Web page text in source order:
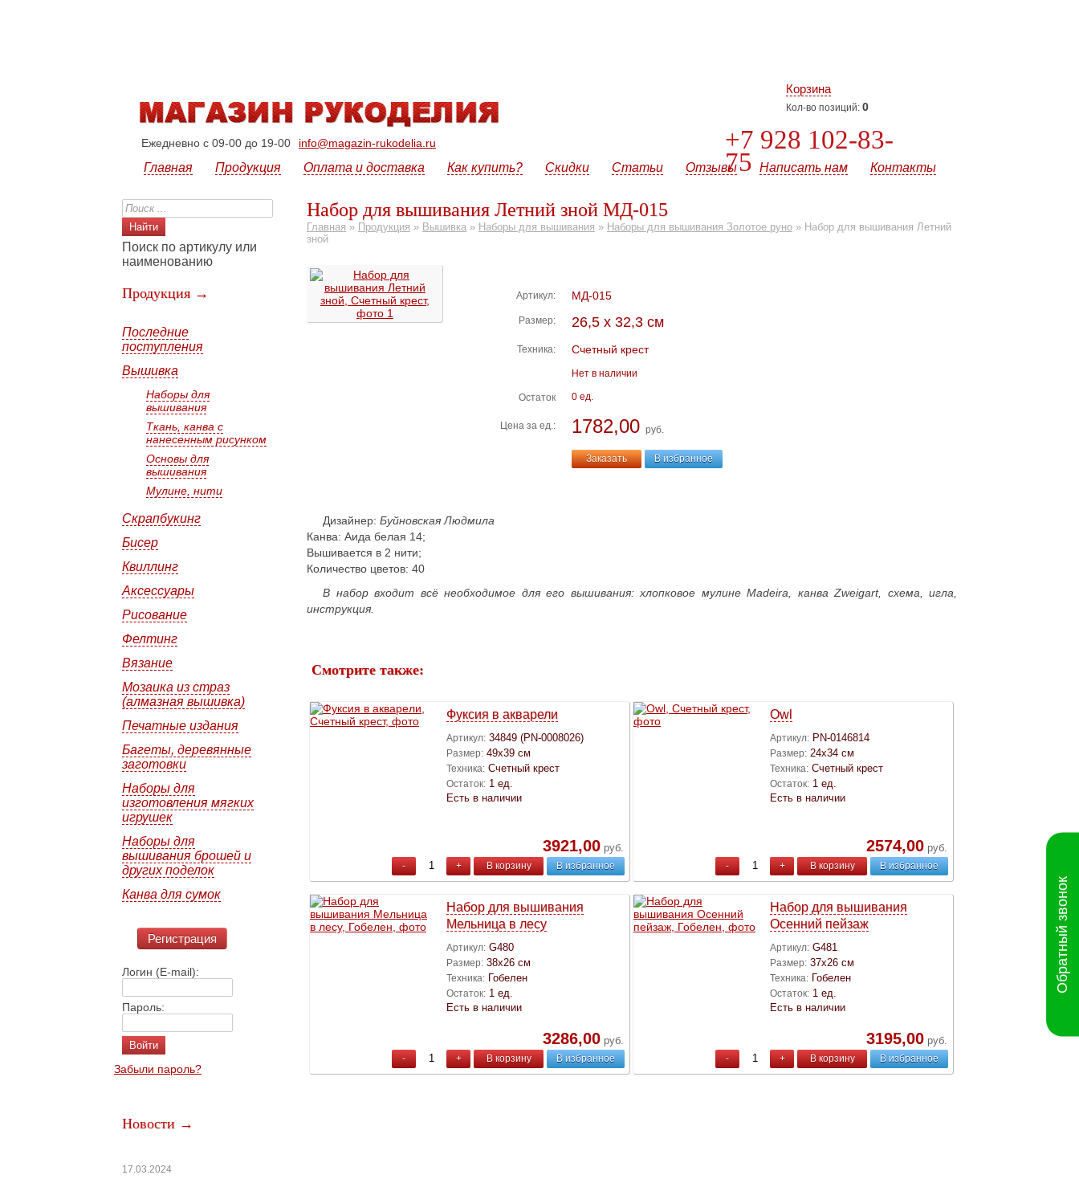
Корзина
Кол-во позиций: 0
+7 928 102-83-
75
Ежедневно с 09-00 до 19-00 info@magazin-rukodelia.ru
Главная Продукция Оплата и доставка Как купить? Скидки Статьи Отзывы Написать нам Контакты
Поиск по артикулу или
наименованию
Продукция →
Последние
поступления
Вышивка
Наборы для
вышивания
Ткань, канва с
нанесенным рисунком
Основы для
вышивания
Мулине, нити
Скрапбукинг
Бисер
Квиллинг
Аксессуары
Рисование
Фелтинг
Вязание
Мозаика из страз
(алмазная вышивка)
Печатные издания
Багеты, деревянные
заготовки
Наборы для
изготовления мягких
игрушек
Наборы для
вышивания брошей и
других поделок
Канва для сумок
Регистрация
Логин (E-mail):
Пароль:
Забыли пароль?
Новости →
17.03.2024
Набор для вышивания Летний зной МД-015
Главная » Продукция » Вышивка » Наборы для вышивания » Наборы для вышивания Золотое руно » Набор для вышивания Летний
зной
Артикул: МД-015
Размер: 26,5 х 32,3 см
Техника: Счетный крест
Нет в наличии
Остаток 0 ед.
Цена за ед.: 1782,00 руб.
Заказать В избранное
Дизайнер: Буйновская Людмила
Канва: Аида белая 14;
Вышивается в 2 нити;
Количество цветов: 40
В набор входит всё необходимое для его вышивания: хлопковое мулине Madeira, канва Zweigart, схема, игла,
инструкция.
Смотрите также:
Фуксия в акварели
Артикул: 34849 (PN-0008026)
Размер: 49х39 см
Техника: Счетный крест
Остаток: 1 ед.
Есть в наличии
3921,00 руб.
- + В корзину В избранное
Owl
Артикул: PN-0146814
Размер: 24х34 см
Техника: Счетный крест
Остаток: 1 ед.
Есть в наличии
2574,00 руб.
- + В корзину В избранное
Набор для вышивания
Мельница в лесу
Артикул: G480
Размер: 38х26 см
Техника: Гобелен
Остаток: 1 ед.
Есть в наличии
3286,00 руб.
- + В корзину В избранное
Набор для вышивания
Осенний пейзаж
Артикул: G481
Размер: 37х26 см
Техника: Гобелен
Остаток: 1 ед.
Есть в наличии
3195,00 руб.
- + В корзину В избранное
Обратный звонок